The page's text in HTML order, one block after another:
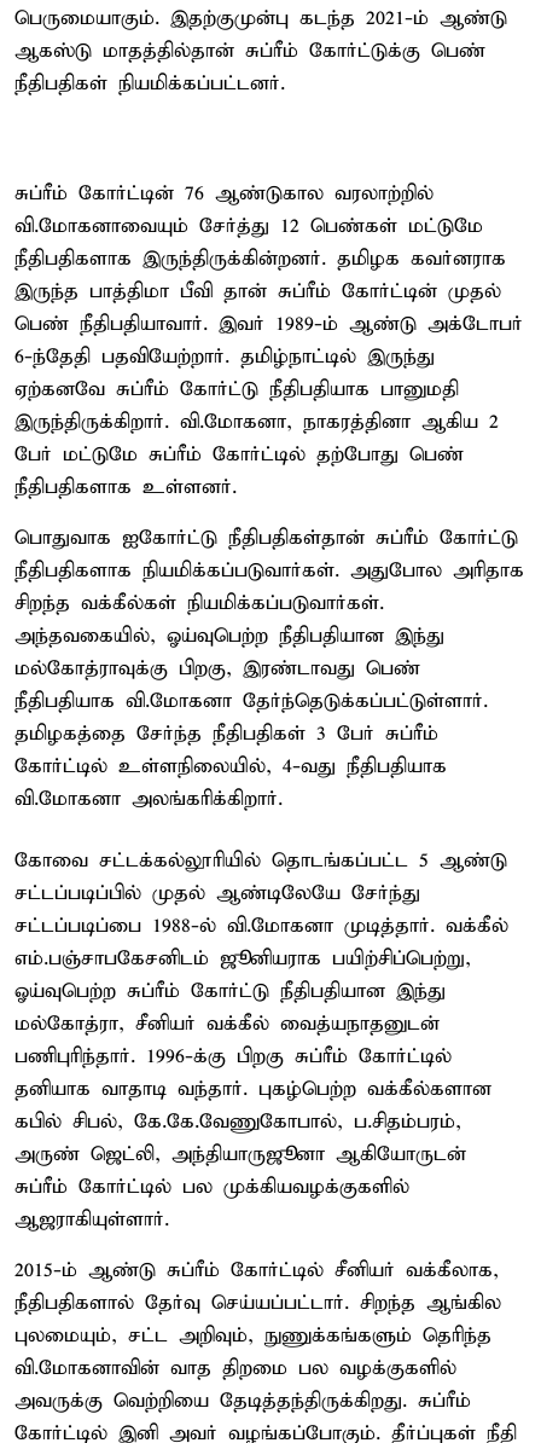
பெருமையாகும். இதற்குமுன்பு கடந்த 2021-ம் ஆண்டு
ஆகஸ்டு மாதத்தில்தான் சுப்ரீம் கோர்ட்டுக்கு பெண்
நீதிபதிகள் நியமிக்கப்பட்டனர்.
சுப்ரீம் கோர்ட்டின் 76 ஆண்டுகால வரலாற்றில்
வி.மோகனாவையும் சேர்த்து 12 பெண்கள் மட்டுமே
நீதிபதிகளாக இருந்திருக்கின்றனர். தமிழக கவர்னராக
இருந்த பாத்திமா பீவி தான் சுப்ரீம் கோர்ட்டின் முதல்
பெண் நீதிபதியாவார். இவர் 1989-ம் ஆண்டு அக்டோபர்
6-ந்தேதி பதவியேற்றார். தமிழ்நாட்டில் இருந்து
ஏற்கனவே சுப்ரீம் கோர்ட்டு நீதிபதியாக பானுமதி
இருந்திருக்கிறார். வி.மோகனா, நாகரத்தினா ஆகிய 2
பேர் மட்டுமே சுப்ரீம் கோர்ட்டில் தற்போது பெண்
நீதிபதிகளாக உள்ளனர்.
பொதுவாக ஐகோர்ட்டு நீதிபதிகள்தான் சுப்ரீம் கோர்ட்டு
நீதிபதிகளாக நியமிக்கப்படுவார்கள். அதுபோல அரிதாக
சிறந்த வக்கீல்கள் நியமிக்கப்படுவார்கள்.
அந்தவகையில், ஓய்வுபெற்ற நீதிபதியான இந்து
மல்கோத்ராவுக்கு பிறகு, இரண்டாவது பெண்
நீதிபதியாக வி.மோகனா தேர்ந்தெடுக்கப்பட்டுள்ளார்.
தமிழகத்தை சேர்ந்த நீதிபதிகள் 3 பேர் சுப்ரீம்
கோர்ட்டில் உள்ளநிலையில், 4-வது நீதிபதியாக
வி.மோகனா அலங்கரிக்கிறார்.
கோவை சட்டக்கல்லூரியில் தொடங்கப்பட்ட 5 ஆண்டு
சட்டப்படிப்பில் முதல் ஆண்டிலேயே சேர்ந்து
சட்டப்படிப்பை 1988-ல் வி.மோகனா முடித்தார். வக்கீல்
எம்.பஞ்சாபகேசனிடம் ஜூனியராக பயிற்சிப்பெற்று,
ஓய்வுபெற்ற சுப்ரீம் கோர்ட்டு நீதிபதியான இந்து
மல்கோத்ரா, சீனியர் வக்கீல் வைத்யநாதனுடன்
பணிபுரிந்தார். 1996-க்கு பிறகு சுப்ரீம் கோர்ட்டில்
தனியாக வாதாடி வந்தார். புகழ்பெற்ற வக்கீல்களான
கபில் சிபல், கே.கே.வேணுகோபால், ப.சிதம்பரம்,
அருண் ஜெட்லி, அந்தியாருஜூனா ஆகியோருடன்
சுப்ரீம் கோர்ட்டில் பல முக்கியவழக்குகளில்
ஆஜராகியுள்ளார்.
2015-ம் ஆண்டு சுப்ரீம் கோர்ட்டில் சீனியர் வக்கீலாக,
நீதிபதிகளால் தேர்வு செய்யப்பட்டார். சிறந்த ஆங்கில
புலமையும், சட்ட அறிவும், நுணுக்கங்களும் தெரிந்த
வி.மோகனாவின் வாத திறமை பல வழக்குகளில்
அவருக்கு வெற்றியை தேடித்தந்திருக்கிறது. சுப்ரீம்
கோர்ட்டில் இனி அவர் வழங்கப்போகும். தீர்ப்புகள் நீதி